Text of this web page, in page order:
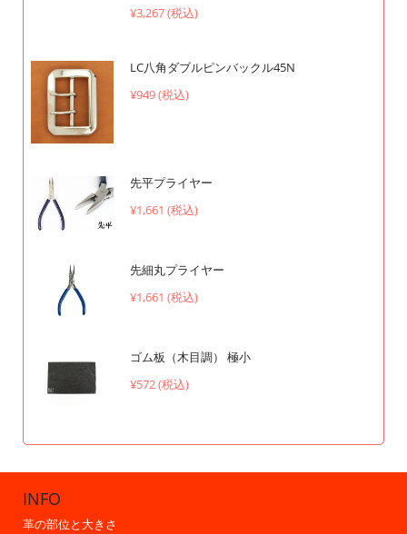
¥3,267 (税込)
LC八角ダブルピンバックル45N
¥949 (税込)
先平プライヤー
¥1,661 (税込)
先細丸プライヤー
¥1,661 (税込)
ゴム板（木目調） 極小
¥572 (税込)
INFO
革の部位と大きさ